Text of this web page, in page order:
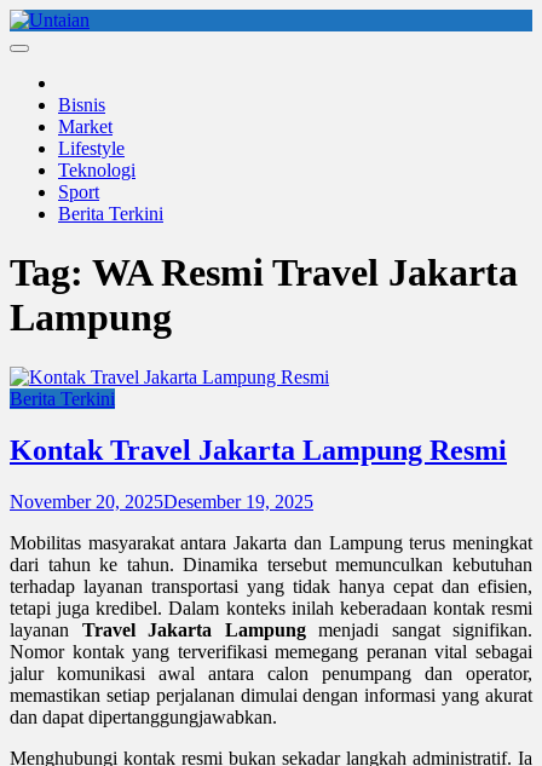
Skip
to
Bisnis
Market
Lifestyle
Teknologi
Sport
Berita Terkini
Tag: WA Resmi Travel Jakarta
Lampung
Berita Terkini
Kontak Travel Jakarta Lampung Resmi
November 20, 2025Desember 19, 2025
Mobilitas masyarakat antara Jakarta dan Lampung terus meningkat
dari tahun ke tahun. Dinamika tersebut memunculkan kebutuhan
terhadap layanan transportasi yang tidak hanya cepat dan efisien,
tetapi juga kredibel. Dalam konteks inilah keberadaan kontak resmi
layanan Travel Jakarta Lampungmenjadi sangat signifikan.
Nomor kontak yang terverifikasi memegang peranan vital sebagai
jalur komunikasi awal antara calon penumpang dan operator,
memastikan setiap perjalanan dimulai dengan informasi yang akurat
dan dapat dipertanggungjawabkan.
Menghubungi kontak resmi bukan sekadar langkah administratif. Ia